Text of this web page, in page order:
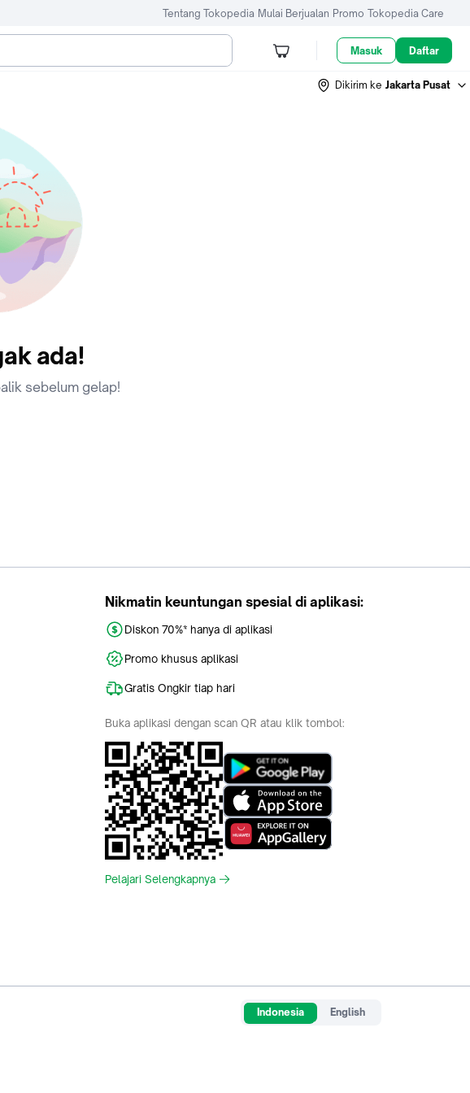
Tentang Tokopedia Mulai Berjualan Promo Tokopedia Care
Masuk Daftar
Dikirim ke Jakarta Pusat
ada!
sebelum gelap!
Nikmatin keuntungan spesial di aplikasi:
Diskon 70%* hanya di aplikasi
Promo khusus aplikasi
Gratis Ongkir tiap hari
Buka aplikasi dengan scan QR atau klik tombol:
Pelajari Selengkapnya
Indonesia English